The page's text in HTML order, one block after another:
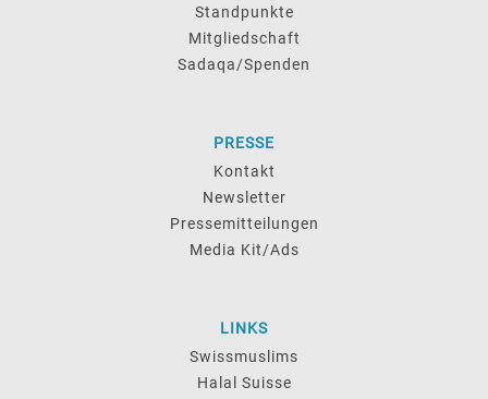
Standpunkte
Mitgliedschaft
Sadaqa/Spenden
PRESSE
Kontakt
Newsletter
Pressemitteilungen
Media Kit/Ads
LINKS
Swissmuslims
Halal Suisse